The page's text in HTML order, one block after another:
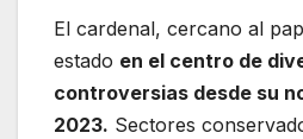
El cardenal, cercano al
estado en el centro de
controversias desde su
2023. Sectores